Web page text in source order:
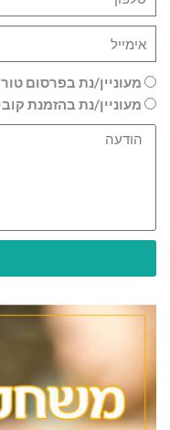
מעוניין/נת בפרסום טור
מעוניין/נת בהזמנת